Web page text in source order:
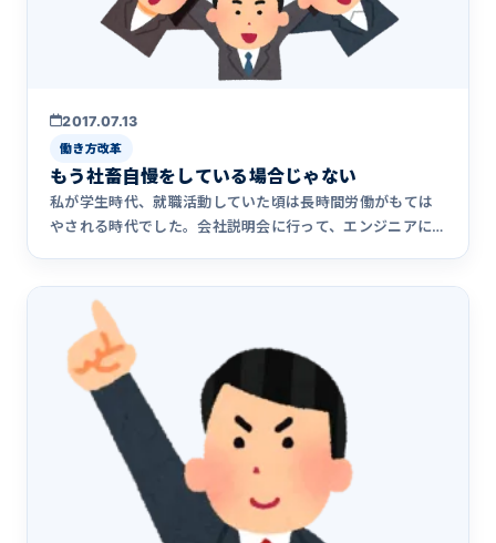
2017.07.13
働き方改革
もう社畜自慢をしている場合じゃない
私が学生時代、就職活動していた頃は長時間労働がもては
やされる時代でした。会社説明会に行って、エンジニアに